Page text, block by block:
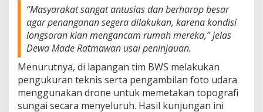
“Masyarakat sangat antusias dan berharap besar
agar penanganan segera dilakukan, karena kondisi
longsoran kian mengancam rumah mereka,” jelas
Dewa Made Ratmawan usai peninjauan.
Menurutnya, di lapangan tim BWS melakukan
pengukuran teknis serta pengambilan foto udara
menggunakan drone untuk memetakan topografi
sungai secara menyeluruh. Hasil kunjungan ini